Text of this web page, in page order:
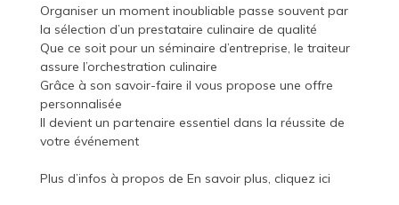
Organiser un moment inoubliable passe souvent par
la sélection d’un prestataire culinaire de qualité
Que ce soit pour un séminaire d’entreprise, le traiteur
assure l’orchestration culinaire
Grâce à son savoir-faire il vous propose une offre
personnalisée
Il devient un partenaire essentiel dans la réussite de
votre événement
Plus d’infos à propos de En savoir plus, cliquez ici